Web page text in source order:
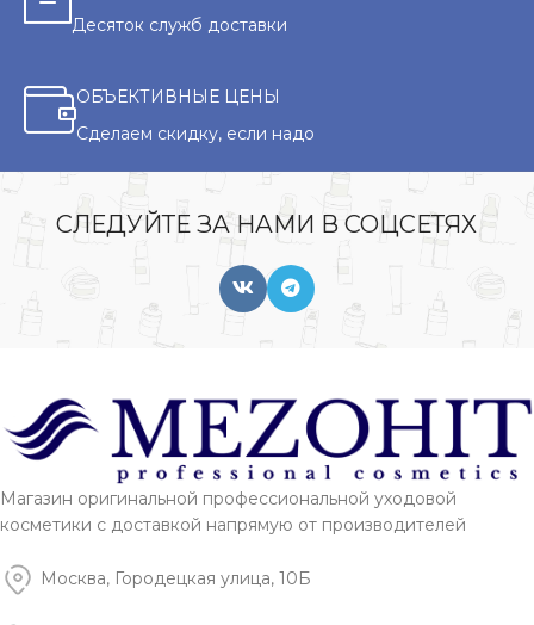
Десяток служб доставки
ОБЪЕКТИВНЫЕ ЦЕНЫ
Сделаем скидку, если надо
СЛЕДУЙТЕ ЗА НАМИ В СОЦСЕТЯХ
Магазин оригинальной профессиональной уходовой
косметики с доставкой напрямую от производителей
Москва, Городецкая улица, 10Б